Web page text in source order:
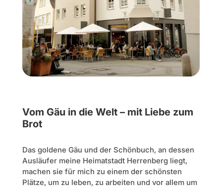
Vom Gäu in die Welt – mit Liebe zum
Brot
Das goldene Gäu und der Schönbuch, an dessen
Ausläufer meine Heimatstadt Herrenberg liegt,
machen sie für mich zu einem der schönsten
Plätze, um zu leben, zu arbeiten und vor allem um